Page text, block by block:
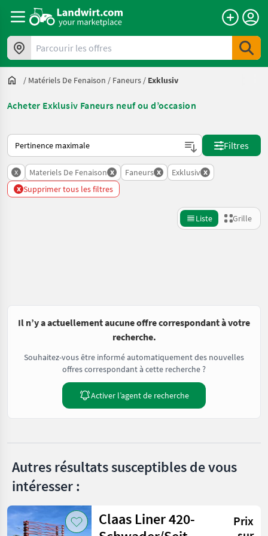
Parcourir les offres
/ Matériels De Fenaison / Faneurs / Exklusiv
Acheter Exklusiv Faneurs neuf ou d’occasion
Voici comment les annonces sont triées sur Landwirt.com
Filtres
x Materiels De Fenaison x Faneurs x Exklusiv x
x Supprimer tous les filtres
Liste Grille
Il n’y a actuellement aucune offre correspondant à votre
recherche.
Souhaitez-vous être informé automatiquement des nouvelles
offres correspondant à cette recherche ?
Activer l’agent de recherche
Autres résultats susceptibles de vous
intéresser :
Claas Liner 420-
Prix